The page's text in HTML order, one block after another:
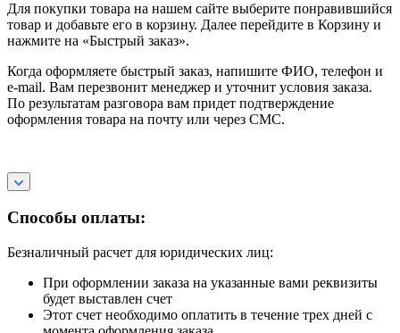
Для покупки товара на нашем сайте выберите понравившийся
товар и добавьте его в корзину. Далее перейдите в Корзину и
нажмите на «Быстрый заказ».
Когда оформляете быстрый заказ, напишите ФИО, телефон и
e-mail. Вам перезвонит менеджер и уточнит условия заказа.
По результатам разговора вам придет подтверждение
оформления товара на почту или через СМС.
Способы оплаты:
Безналичный расчет для юридических лиц:
При оформлении заказа на указанные вами реквизиты
будет выставлен счет
Этот счет необходимо оплатить в течение трех дней с